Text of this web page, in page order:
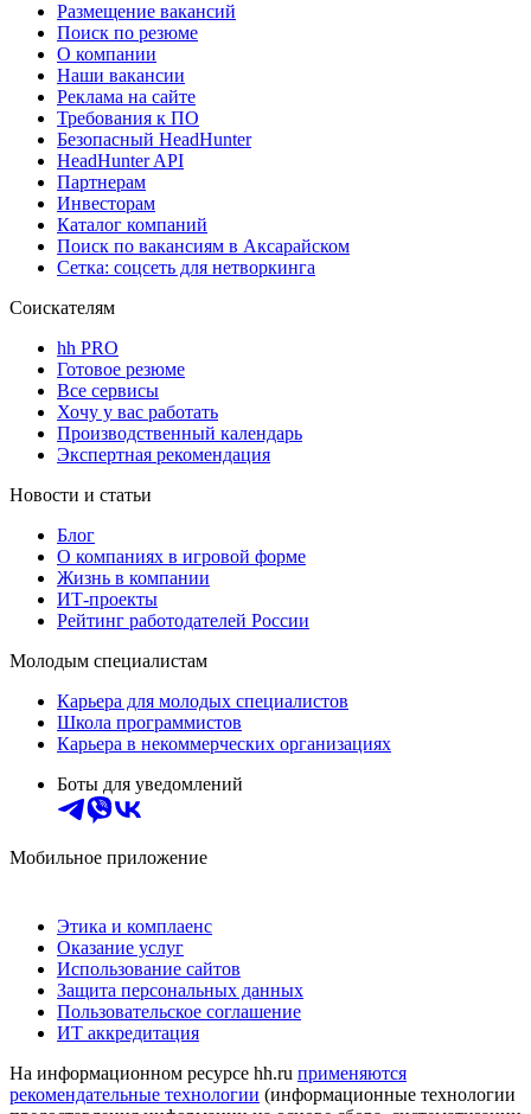
Размещение вакансий
Поиск по резюме
О компании
Наши вакансии
Реклама на сайте
Требования к ПО
Безопасный HeadHunter
HeadHunter API
Партнерам
Инвесторам
Каталог компаний
Поиск по вакансиям в Аксарайском
Сетка: соцсеть для нетворкинга
Соискателям
hh PRO
Готовое резюме
Все сервисы
Хочу у вас работать
Производственный календарь
Экспертная рекомендация
Новости и статьи
Блог
О компаниях в игровой форме
Жизнь в компании
ИТ-проекты
Рейтинг работодателей России
Молодым специалистам
Карьера для молодых специалистов
Школа программистов
Карьера в некоммерческих организациях
Боты для уведомлений
Мобильное приложение
Этика и комплаенс
Оказание услуг
Использование сайтов
Защита персональных данных
Пользовательское соглашение
ИТ аккредитация
На информационном ресурсе hh.ru применяются
рекомендательные технологии (информационные технологии